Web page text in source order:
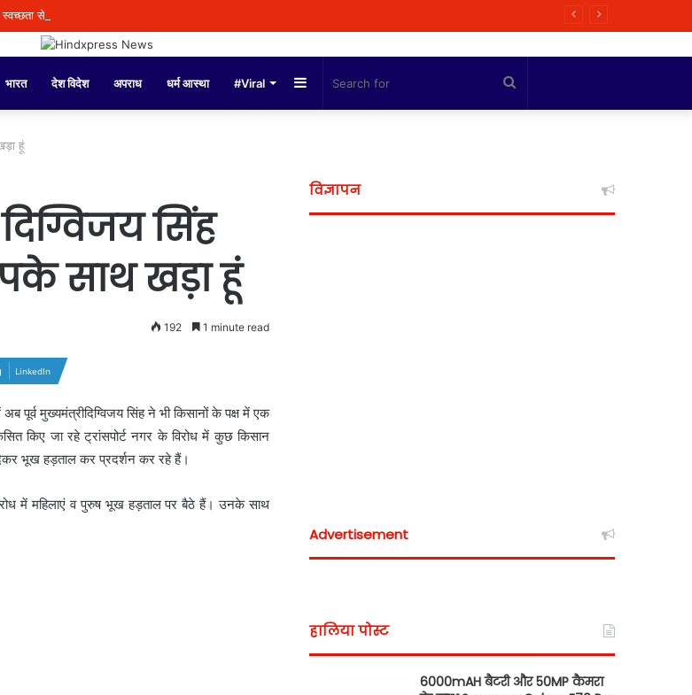
सेवाएँ सुनिश्चित करने के लिए 60 एम.एल.डी. सीवरेज ट्रीटमेंट प्लांट को मंज़ूरी, जल्द शुरू होगा काम
भारत देश विदेश अपराध धर्म आस्था #Viral Sidebar
हूं
सिंह
साथ खड़ा हूं
192 1 minute read
LinkedIn
पूर्व मुख्यमंत्रीदिग्विजय सिंह ने भी किसानों के पक्ष में एक
किए जा रहे ट्रांसपोर्ट नगर के विरोध में कुछ किसान
भूख हड़ताल कर प्रदर्शन कर रहे हैं।
में महिलाएं व पुरुष भूख हड़ताल पर बैठे हैं। उनके साथ
विज्ञापन
Advertisement
हालिया पोस्ट
6000mAH बैटरी और 50MP कैमरा